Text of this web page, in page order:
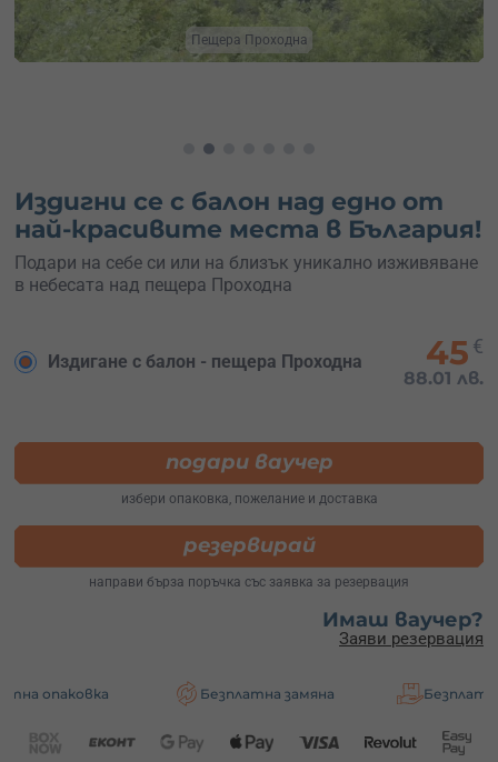
Топловъздушен балон
Издигни се с балон над едно от
най-красивите места в България!
Подари на себе си или на близък уникално изживяване
в небесата над пещера Проходна
Издигане с балон - пещера Проходна 45 €
88.01 лв.
подари ваучер
избери опаковка, пожелание и доставка
резервирай
направи бърза поръчка със заявка за резервация
Имаш ваучер?
Заяви резервация
Безплатна замяна Безплатна доставка